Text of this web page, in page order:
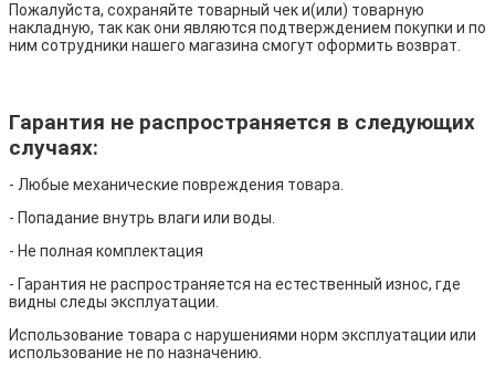
Пожалуйста, сохраняйте товарный чек и(или) товарную
накладную, так как они являются подтверждением покупки и по
ним сотрудники нашего магазина смогут оформить возврат.
Гарантия не распространяется в следующих
случаях:
- Любые механические повреждения товара.
- Попадание внутрь влаги или воды.
- Не полная комплектация
- Гарантия не распространяется на естественный износ, где
видны следы эксплуатации.
Использование товара с нарушениями норм эксплуатации или
использование не по назначению.